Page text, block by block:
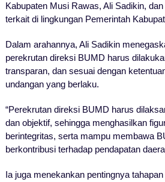
Kabupaten Musi Rawas, Ali Sadikin,
terkait di lingkungan Pemerintah
Dalam arahannya, Ali Sadikin
perekrutan direksi BUMD harus
transparan, dan sesuai dengan
undangan yang berlaku.
“Perekrutan direksi BUMD harus
dan objektif, sehingga menghasilkan
berintegritas, serta mampu membawa
berkontribusi terhadap pendapatan
Ia juga menekankan pentingnya